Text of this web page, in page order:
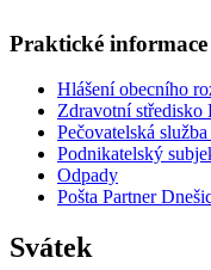
Praktické informace
Hlášení obecního
Zdravotní středisko
Pečovatelská
Podnikatelský
Odpady
Pošta Partner
Svátek